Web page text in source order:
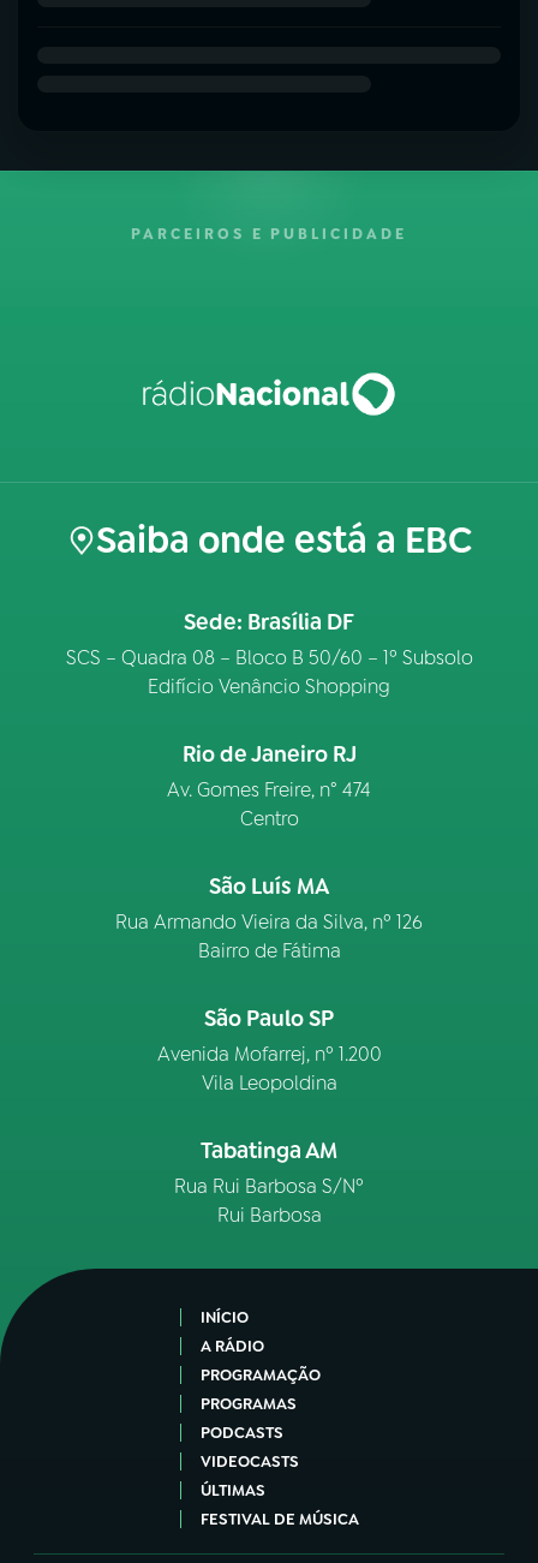
PARCEIROS E PUBLICIDADE
Saiba onde está a EBC
Sede: Brasília DF
SCS – Quadra 08 – Bloco B 50/60 – 1º Subsolo
Edifício Venâncio Shopping
Rio de Janeiro RJ
Av. Gomes Freire, n° 474
Centro
São Luís MA
Rua Armando Vieira da Silva, nº 126
Bairro de Fátima
São Paulo SP
Avenida Mofarrej, nº 1.200
Vila Leopoldina
Tabatinga AM
Rua Rui Barbosa S/Nº
Rui Barbosa
INÍCIO
A RÁDIO
PROGRAMAÇÃO
PROGRAMAS
PODCASTS
VIDEOCASTS
ÚLTIMAS
FESTIVAL DE MÚSICA